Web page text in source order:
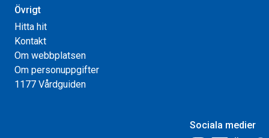
Övrigt
Hitta hit
Kontakt
Om webbplatsen
Om personuppgifter
1177 Vårdguiden
Sociala medier